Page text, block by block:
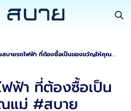
ายรถไฟฟ้า ที่ต้องซื้อเป็นของขวัญให้คุณแม่ #สบายรถไฟฟ้า
ฟ้า ที่ต้องซื้อเป็น
แม่ #สบาย